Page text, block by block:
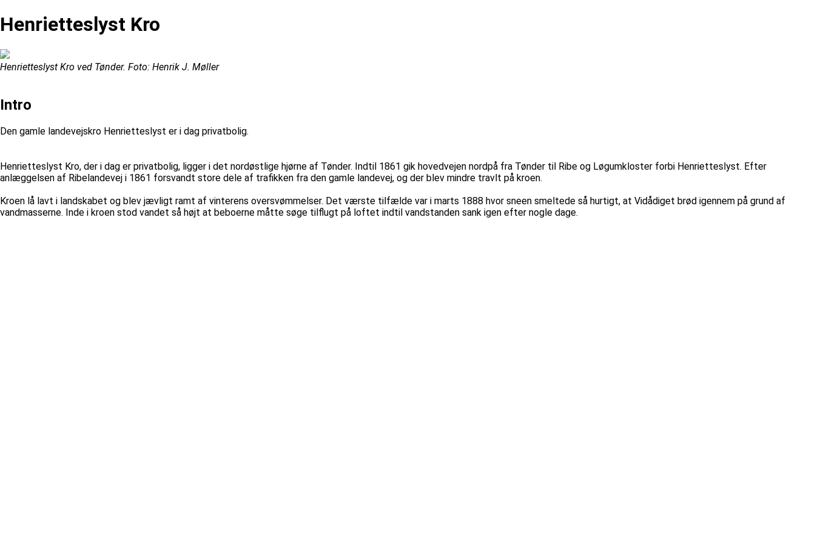
Henrietteslyst Kro
Henrietteslyst Kro ved Tønder. Foto: Henrik J. Møller
Intro
Den gamle landevejskro Henrietteslyst er i dag privatbolig.
Henrietteslyst Kro, der i dag er privatbolig, ligger i det nordøstlige hjørne af Tønder. Indtil 1861 gik hovedvejen nordpå fra Tønder til Ribe og Løgumkloster forbi Henrietteslyst. Efter
anlæggelsen af Ribelandevej i 1861 forsvandt store dele af trafikken fra den gamle landevej, og der blev mindre travlt på kroen.
Kroen lå lavt i landskabet og blev jævligt ramt af vinterens oversvømmelser. Det værste tilfælde var i marts 1888 hvor sneen smeltede så hurtigt, at Vidådiget brød igennem på grund af
vandmasserne. Inde i kroen stod vandet så højt at beboerne måtte søge tilflugt på loftet indtil vandstanden sank igen efter nogle dage.